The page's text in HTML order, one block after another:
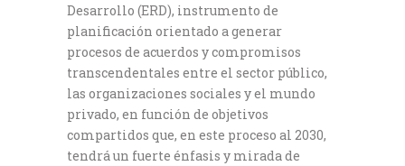
Desarrollo (ERD), instrumento de
planificación orientado a generar
procesos de acuerdos y compromisos
transcendentales entre el sector público,
las organizaciones sociales y el mundo
privado, en función de objetivos
compartidos que, en este proceso al 2030,
tendrá un fuerte énfasis y mirada de